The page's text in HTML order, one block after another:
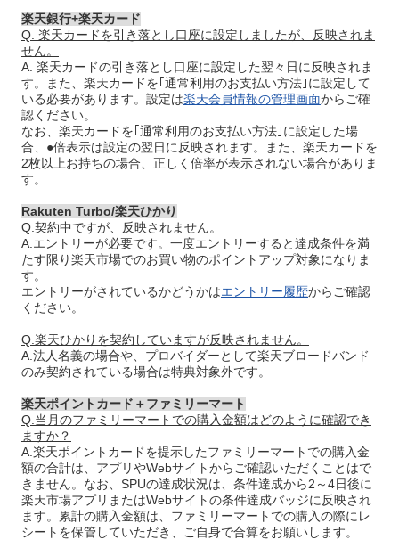
楽天銀行+楽天カード
Q. 楽天カードを引き落とし口座に設定しましたが、反映されま
せん。
A. 楽天カードの引き落とし口座に設定した翌々日に反映されま
す。また、楽天カードを｢通常利用のお支払い方法｣に設定して
いる必要があります。設定は楽天会員情報の管理画面からご確
認ください。
なお、楽天カードを｢通常利用のお支払い方法｣に設定した場
合、●倍表示は設定の翌日に反映されます。また、楽天カードを
2枚以上お持ちの場合、正しく倍率が表示されない場合がありま
す。
Rakuten Turbo/楽天ひかり
Q.契約中ですが、反映されません。
A.エントリーが必要です。一度エントリーすると達成条件を満
たす限り楽天市場でのお買い物のポイントアップ対象になりま
す。
エントリーがされているかどうかはエントリー履歴からご確認
ください。
Q.楽天ひかりを契約していますが反映されません。
A.法人名義の場合や、プロバイダーとして楽天ブロードバンド
のみ契約されている場合は特典対象外です。
楽天ポイントカード＋ファミリーマート
Q.当月のファミリーマートでの購入金額はどのように確認でき
ますか？
A.楽天ポイントカードを提示したファミリーマートでの購入金
額の合計は、アプリやWebサイトからご確認いただくことはで
きません。なお、SPUの達成状況は、条件達成から2～4日後に
楽天市場アプリまたはWebサイトの条件達成バッジに反映され
ます。累計の購入金額は、ファミリーマートでの購入の際にレ
シートを保管していただき、ご自身で合算をお願いします。